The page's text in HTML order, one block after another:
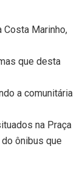
Marinho,
que desta
a comunitária
na Praça
ônibus que